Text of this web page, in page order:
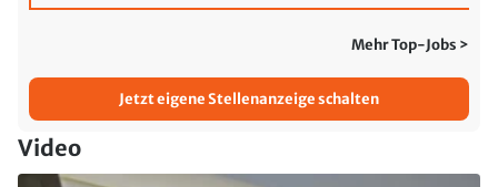
Mehr Top-Jobs >
Jetzt eigene Stellenanzeige schalten
Video